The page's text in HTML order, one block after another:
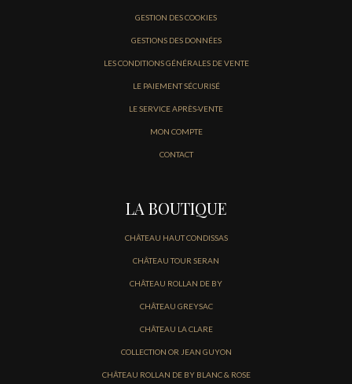
GESTION DES COOKIES
GESTIONS DES DONNÉES
LES CONDITIONS GÉNÉRALES DE VENTE
LE PAIEMENT SÉCURISÉ
LE SERVICE APRÈS-VENTE
MON COMPTE
CONTACT
LA BOUTIQUE
CHÂTEAU HAUT CONDISSAS
CHÂTEAU TOUR SERAN
CHÂTEAU ROLLAN DE BY
CHÂTEAU GREYSAC
CHÂTEAU LA CLARE
COLLECTION OR JEAN GUYON
CHÂTEAU ROLLAN DE BY BLANC & ROSE